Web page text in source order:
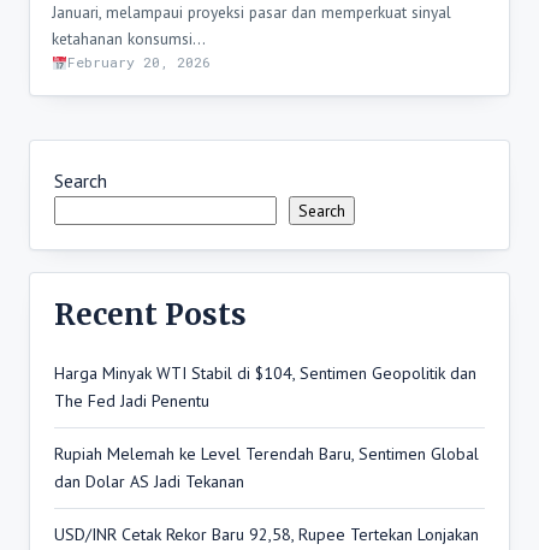
Januari, melampaui proyeksi pasar dan memperkuat sinyal
ketahanan konsumsi…
February 20, 2026
Search
Search
Recent Posts
Harga Minyak WTI Stabil di $104, Sentimen Geopolitik dan
The Fed Jadi Penentu
Rupiah Melemah ke Level Terendah Baru, Sentimen Global
dan Dolar AS Jadi Tekanan
USD/INR Cetak Rekor Baru 92,58, Rupee Tertekan Lonjakan